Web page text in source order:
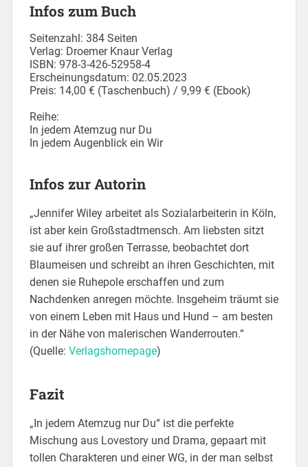
Infos zum Buch
Seitenzahl: 384 Seiten
Verlag: Droemer Knaur Verlag
ISBN: 978-3-426-52958-4
Erscheinungsdatum: 02.05.2023
Preis: 14,00 € (Taschenbuch) / 9,99 € (Ebook)
Reihe:
In jedem Atemzug nur Du
In jedem Augenblick ein Wir
Infos zur Autorin
„Jennifer Wiley arbeitet als Sozialarbeiterin in Köln,
ist aber kein Großstadtmensch. Am liebsten sitzt
sie auf ihrer großen Terrasse, beobachtet dort
Blaumeisen und schreibt an ihren Geschichten, mit
denen sie Ruhepole erschaffen und zum
Nachdenken anregen möchte. Insgeheim träumt sie
von einem Leben mit Haus und Hund – am besten
in der Nähe von malerischen Wanderrouten.“
(Quelle: Verlagshomepage)
Fazit
„In jedem Atemzug nur Du“ ist die perfekte
Mischung aus Lovestory und Drama, gepaart mit
tollen Charakteren und einer WG, in der man selbst